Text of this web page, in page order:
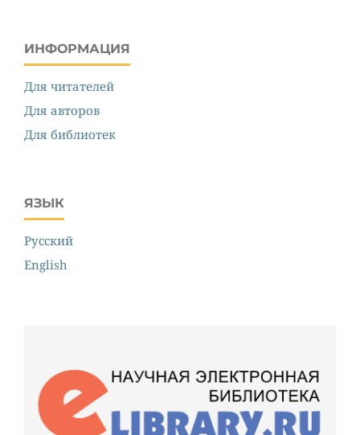
ИНФОРМАЦИЯ
Для читателей
Для авторов
Для библиотек
ЯЗЫК
Русский
English